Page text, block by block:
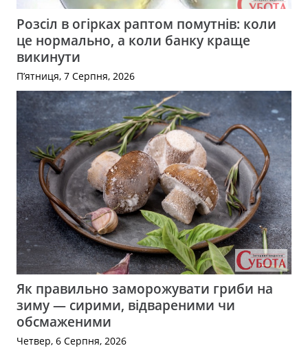
Розсіл в огірках раптом помутнів: коли
це нормально, а коли банку краще
викинути
П’ятниця, 7 Серпня, 2026
Як правильно заморожувати гриби на
зиму — сирими, відвареними чи
обсмаженими
Четвер, 6 Серпня, 2026